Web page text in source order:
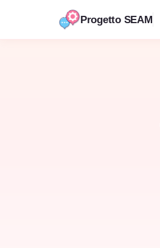
Progetto SEAM